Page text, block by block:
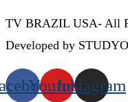
TV BRAZIL USA- All
Developed by
YoutubeInstagram